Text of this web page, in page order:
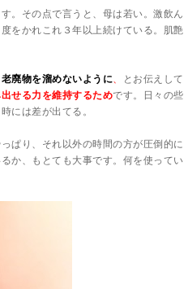
。その点で言うと、母は若い。激飲ん
をかれこれ３年以上続けている。肌艶
廃物を溜めないように、
とお伝えして
せる力を維持するためです。日々の些
には差が出てる。
ぱり、それ以外の時間の方が圧倒的に
か、もとても大事です。何を使ってい